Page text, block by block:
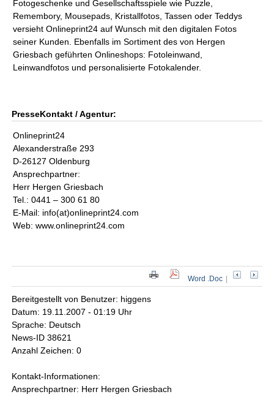
Fotogeschenke und Gesellschaftsspiele wie Puzzle,
Remembory, Mousepads, Kristallfotos, Tassen oder Teddys
versieht Onlineprint24 auf Wunsch mit den digitalen Fotos
seiner Kunden. Ebenfalls im Sortiment des von Hergen
Griesbach geführten Onlineshops: Fotoleinwand,
Leinwandfotos und personalisierte Fotokalender.
PresseKontakt / Agentur:
Onlineprint24
Alexanderstraße 293
D-26127 Oldenburg
Ansprechpartner:
Herr Hergen Griesbach
Tel.: 0441 – 300 61 80
E-Mail: info(at)onlineprint24.com
Web: www.onlineprint24.com
Word .Doc
Bereitgestellt von Benutzer: higgens
Datum: 19.11.2007 - 01:19 Uhr
Sprache: Deutsch
News-ID 38621
Anzahl Zeichen: 0
Kontakt-Informationen:
Ansprechpartner: Herr Hergen Griesbach